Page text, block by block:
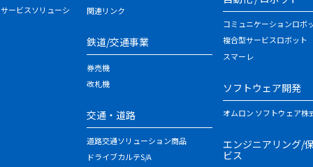
ービスソリューシ
関連リンク
鉄道/交通事業
券売機
改札機
交通・道路
道路交通ソリューション商品
ドライブカルテS/A
コミュニケーションロボ
複合型サービスロボット
スマーレ
ソフトウェア開発
オムロン ソフトウェア株
エンジニアリング/
ビス